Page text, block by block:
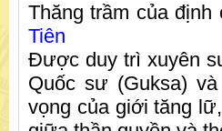
Thăng trầm của
Tiên
Được duy trì xuyên
Quốc sư (Guksa)
vọng của giới tăng